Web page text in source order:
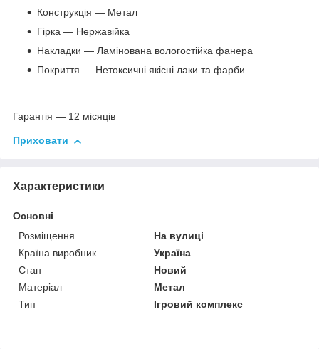
Конструкція — Метал
Гірка — Нержавійка
Накладки — Ламінована вологостійка фанера
Покриття — Нетоксичні якісні лаки та фарби
Гарантія — 12 місяців
Приховати
Характеристики
Основні
Розміщення
На вулиці
Країна виробник
Україна
Стан
Новий
Матеріал
Метал
Тип
Ігровий комплекс